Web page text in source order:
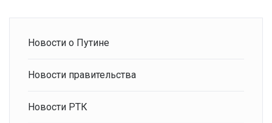
Новости о Путине
Новости правительства
Новости РТК